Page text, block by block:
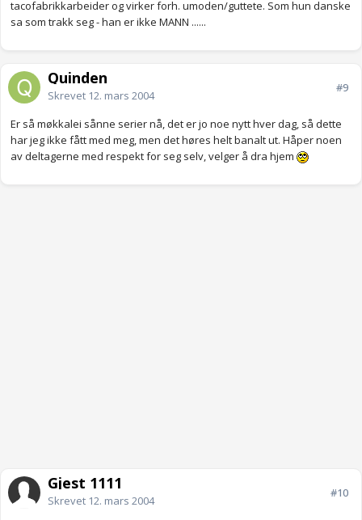
tacofabrikkarbeider og virker forh. umoden/guttete. Som hun danske
sa som trakk seg - han er ikke MANN ......
Quinden
Skrevet 12. mars 2004
#9
Er så møkkalei sånne serier nå, det er jo noe nytt hver dag, så dette
har jeg ikke fått med meg, men det høres helt banalt ut. Håper noen
av deltagerne med respekt for seg selv, velger å dra hjem
Gjest 1111
Skrevet 12. mars 2004
#10